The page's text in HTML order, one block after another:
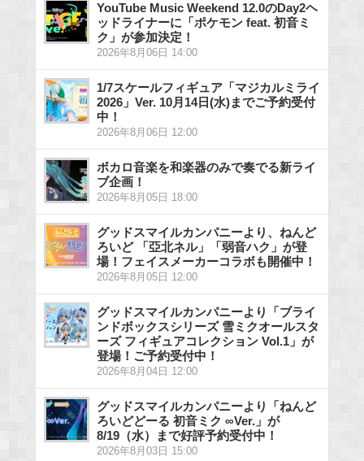
YouTube Music Weekend 12.0のDay2ヘ
ッドライナーに「ポケモン feat. 初音ミ
ク」が参加決定！
2026年8月06日 14:00
1/7スケールフィギュア「マジカルミライ
2026」Ver. 10月14日(水)までご予約受付
中！
2026年8月06日 12:00
ボカロ音楽を和楽器のみで奏でる新ライ
ブ企画！
2026年8月05日 18:00
グッドスマイルカンパニーより、ねんど
ろいど 「亞北ネル」「弱音ハク」が登
場！フェイスメーカーコラボも開催中！
2026年8月05日 12:00
グッドスマイルカンパニーより「ブライ
ンドボックスシリーズ 雪ミクオールスタ
ーズ フィギュアコレクション Vol.1」が
登場！ご予約受付中！
2026年8月04日 12:00
グッドスマイルカンパニーより「ねんど
ろいどどーる 初音ミク ∞Ver.」が
8/19（水）まで好評予約受付中！
2026年8月03日 15:00